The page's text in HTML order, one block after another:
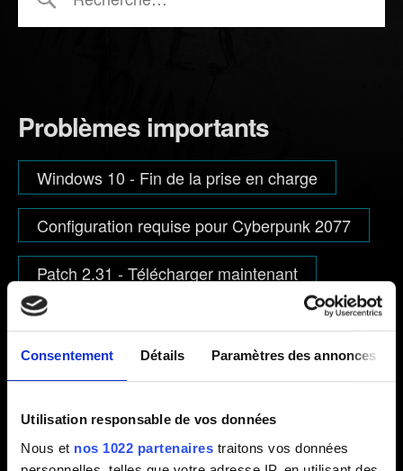
Consentement Détails Paramètres des annonces
Utilisation responsable de vos données
Nous et nos 1022 partenaires traitons vos données
Problèmes importants
Windows 10 - Fin de la prise en charge
Configuration requise pour Cyberpunk 2077
Patch 2.31 - Télécharger maintenant
AMD FidelityFX Super Resolution 3
Parcourir les catégories